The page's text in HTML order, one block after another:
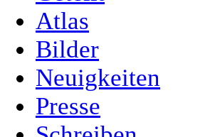
Atlas
Bilder
Neuigkeiten
Presse